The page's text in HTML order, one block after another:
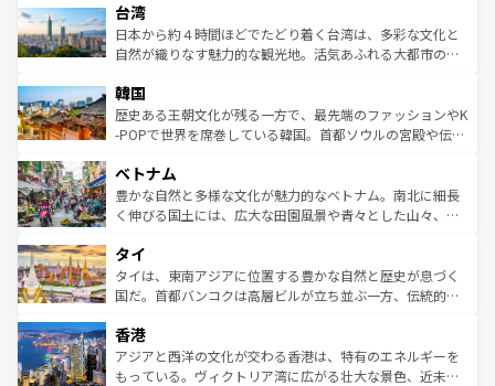
ならではの贅沢な旅のスタイルだ。 なお、新着のアメリカ
情報はコンテンツ一覧を参照してほしい。
れるおもてなしの心で訪れる人々を迎えてくれるハワイの
人々、おいしいローカルフードやハワイアンミュージッ
ク、伝統的なフラダンスなど、すべてがハワイの魅力を彩
ワイを、存分に味わってほしい。 なお、新着のハワイ情報
はコンテンツ一覧を参照してほしい。
リアリーフや大陸中央部にそびえるウルル（エアーズロッ
ク）、タスマニアの美しい原生林やケアンズの熱帯雨林な
ど、見どころがたくさん。また、カフェやワイン、オージ
いる。アクティビティも充実しており、サーフィンやダイ
ビング、ハイキングなど、アウトドア好きにはたまらな
い。オーストラリアの多彩な魅力を存分に味わいつくそ
参照してほしい。
台湾
日本から約４時間ほどでたどり着く台湾は、多彩な文化と
自然が織りなす魅力的な観光地。活気あふれる大都市の台
ン）、静ひつな山岳地帯である台湾東部など、都市の喧騒
と山間の静けさが共存しており、訪れる人に新しい発見と
驚きをもたらしてくれる。また、奥深い台湾の食文化も魅
容にもいいと評判のスイーツなど、バラエティ豊かな料理
が味わえる。 なお、新着の台湾情報は コンテンツ一覧を参
照してほしい。
韓国
歴史ある王朝文化が残る一方で、最先端のファッションやK
-POPで世界を席巻している韓国。首都ソウルの宮殿や伝統
き、地方に足を延ばせば四季折々の自然美を楽しむことが
できる。そして、キムチや焼肉、絶品のストリートフード
まで、さまざまな韓国料理が待っている。夜には、韓国な
リティに包まれながら、韓国の多彩な魅力を心ゆくまで味
わってみてほしい。 なお、新着の韓国情報はコンテンツ一
覧を参照してほしい。
ベトナム
豊かな自然と多様な文化が魅力的なベトナム。南北に細長
く伸びる国土には、広大な田園風景や青々とした山々、世
急速な発展と共に伝統が息づく。ハノイの古い町並みやホ
ーチミン市のフランス統治時代の建物も、独特の雰囲気を
醸し出している。また、バラエティの豊かさとおいしさで
とつ。フォーやバインミー、ベトナムコーヒーなどは、ぜ
ひ現地で味わいたい。どの地域を訪れてもあたたかい人々
が旅行者を迎えてくれるので、きっと忘れられない旅にな
タイ
タイは、東南アジアに位置する豊かな自然と歴史が息づく
国だ。首都バンコクは高層ビルが立ち並ぶ一方、伝統的な
の活気が交差している。北部ではチェンマイなどの山岳地
帯で自然と触れ合い、南部ではプーケットやクラビの美し
いビーチでリゾート気分を楽しむことができる。タイ料理
香港
アジアと西洋の文化が交わる香港は、特有のエネルギーを
もっている。ヴィクトリア湾に広がる壮大な景色、近未来